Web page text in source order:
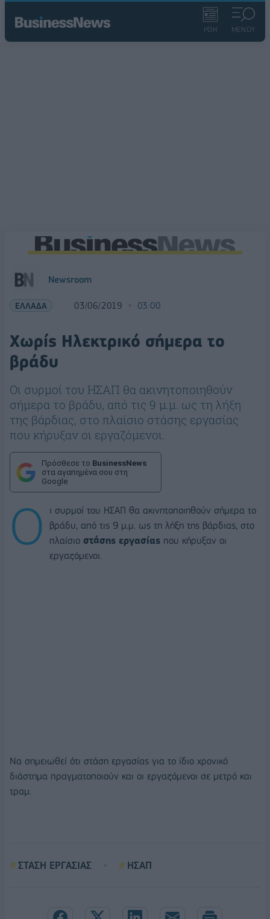
ΡΟΗ ΜΕΝΟΥ
Newsroom
ΕΛΛΑΔΑ 03/06/2019 03:00
Χωρίς Hλεκτρικό σήμερα το
βράδυ
Οι συρμοί του ΗΣΑΠ θα ακινητοποιηθούν
σήμερα το βράδυ, από τις 9 μ.μ. ως τη λήξη
της βάρδιας, στο πλαίσιο στάσης εργασίας
που κήρυξαν οι εργαζόμενοι.
Πρόσθεσε το BusinessNews
στα αγαπημένα σου στη
Google
Ο
ι συρμοί του ΗΣΑΠ θα ακινητοποιηθούν σήμερα το
βράδυ, από τις 9 μ.μ. ως τη λήξη της βάρδιας, στο
πλαίσιο στάσης εργασίας που κήρυξαν οι
εργαζόμενοι.
Να σημειωθεί ότι στάση εργασίας για το ίδιο χρονικό
διάστημα πραγματοποιούν και οι εργαζόμενοι σε μετρό και
τραμ.
ΣΤΑΣΗ ΕΡΓΑΣΙΑΣ ΗΣΑΠ